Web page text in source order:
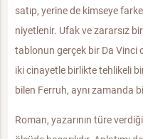
satıp, yerine de kimseye
niyetlenir. Ufak ve zararsız
tablonun gerçek bir Da Vinci
iki cinayetle birlikte tehlikeli
bilen Ferruh, aynı zamanda
Roman, yazarının türe